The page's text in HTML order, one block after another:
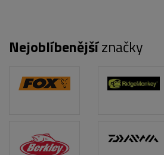
POPIS PRODUKTU FOTO (2)
Nejoblíbenějšíznačky